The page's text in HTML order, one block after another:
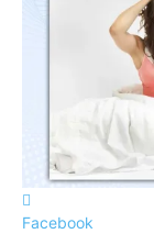
Facebook